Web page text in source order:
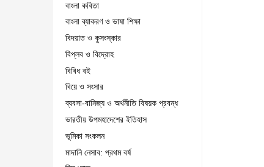
বাংলা কবিতা
বাংলা ব্যাকরণ ও ভাষা শিক্ষা
বিদয়াত ও কুসংস্কার
বিপ্লব ও বিদ্রোহ
বিবিধ বই
বিয়ে ও সংসার
ব্যবসা-বানিজ্য ও অর্থনীতি বিষয়ক প্রবন্ধ
ভারতীয় উপমহাদেশের ইতিহাস
ভূমিকা সংকলন
মাদানি নেসাব: প্রথম বর্ষ